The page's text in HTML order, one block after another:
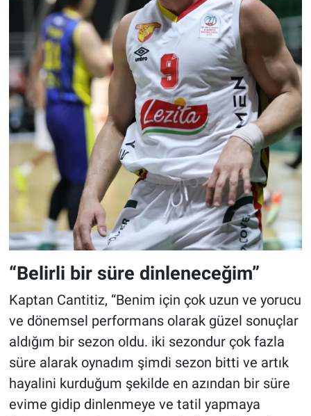
“Belirli bir süre dinleneceğim”
Kaptan Cantitiz, “Benim için çok uzun ve yorucu
ve dönemsel performans olarak güzel sonuçlar
aldığım bir sezon oldu. iki sezondur çok fazla
süre alarak oynadım şimdi sezon bitti ve artık
hayalini kurduğum şekilde en azından bir süre
evime gidip dinlenmeye ve tatil yapmaya